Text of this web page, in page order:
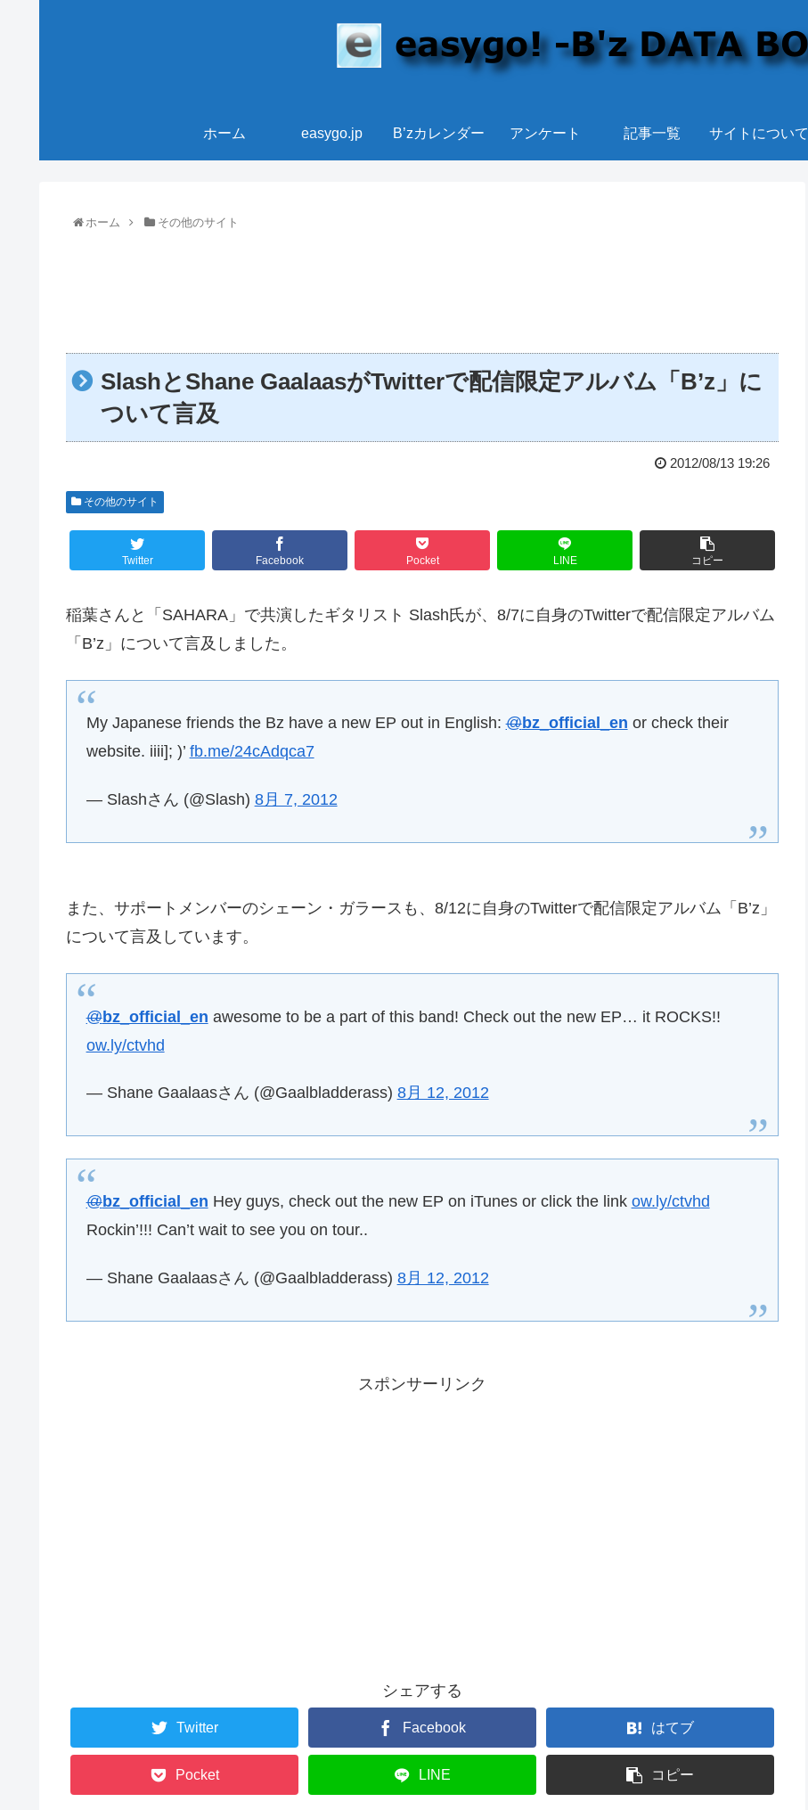
ホーム easygo.jp B’zカレンダー アンケート 記事一覧 サイトについて
ホーム その他のサイト
SlashとShane GaalaasがTwitterで配信限定アルバム「B’z」に
ついて言及
2012/08/13 19:26
その他のサイト
Twitter Facebook Pocket LINE コピー
稲葉さんと「SAHARA」で共演したギタリスト Slash氏が、8/7に自身のTwitterで配信限定アルバム
「B’z」について言及しました。
My Japanese friends the Bz have a new EP out in English:@bz_official_en or check their
website. iiii]; )’ fb.me/24cAdqca7
— Slashさん (@Slash) 8月 7, 2012
また、サポートメンバーのシェーン・ガラースも、8/12に自身のTwitterで配信限定アルバム「B’z」
について言及しています。
@bz_official_en awesome to be a part of this band! Check out the new EP… it ROCKS!!
ow.ly/ctvhd
— Shane Gaalaasさん (@Gaalbladderass) 8月 12, 2012
@bz_official_en Hey guys, check out the new EP on iTunes or click the link ow.ly/ctvhd
Rockin’!!! Can’t wait to see you on tour..
— Shane Gaalaasさん (@Gaalbladderass) 8月 12, 2012
スポンサーリンク
シェアする
Twitter Facebook はてブ
Pocket LINE コピー